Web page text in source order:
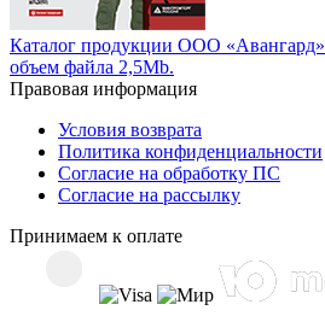
Каталог продукции ООО «Авангард»
объем файла 2,5Mb.
Правовая информация
Условия возврата
Политика конфиденциальности
Согласие на обработку ПС
Согласие на рассылку
Принимаем к оплате